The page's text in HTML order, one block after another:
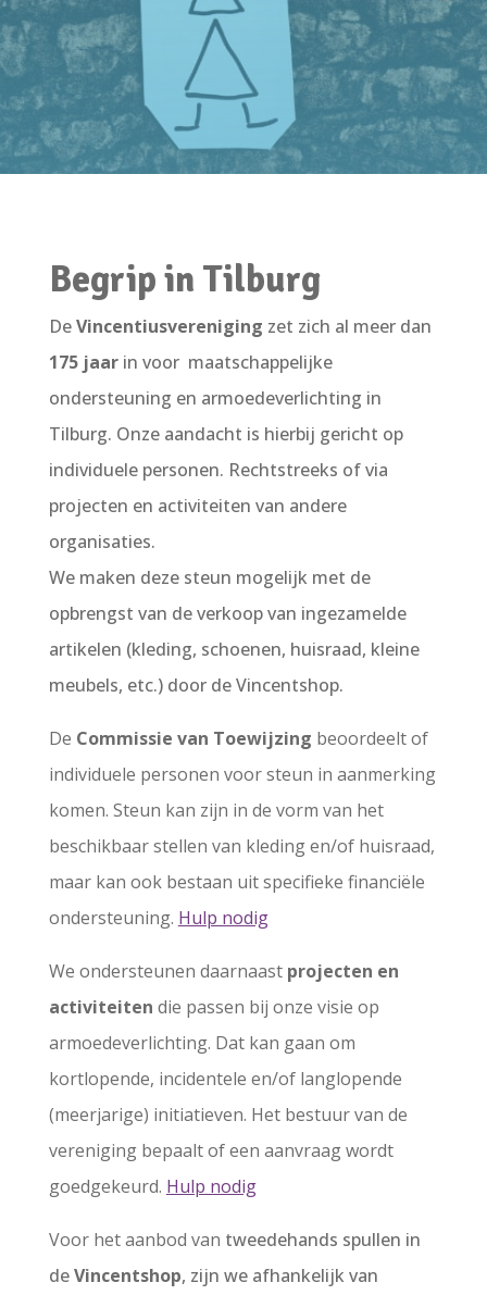
Begrip in Tilburg
DeVincentiusvereniging zet zich al meer dan
175 jaarin voor maatschappelijke
ondersteuning en armoedeverlichting in
Tilburg. Onze aandacht is hierbij gericht op
individuele personen. Rechtstreeks of via
projecten en activiteiten van andere
organisaties.
We maken deze steun mogelijk met de
opbrengst van de verkoop van ingezamelde
artikelen (kleding, schoenen, huisraad, kleine
meubels, etc.) door de Vincentshop.
De Commissie van Toewijzing beoordeelt of
individuele personen voor steun in aanmerking
komen. Steun kan zijn in de vorm van het
beschikbaar stellen van kleding en/of huisraad,
maar kan ook bestaan uit specifieke financiële
ondersteuning. Hulp nodig
We ondersteunen daarnaast projecten en
activiteiten die passen bij onze visie op
armoedeverlichting. Dat kan gaan om
kortlopende, incidentele en/of langlopende
(meerjarige) initiatieven. Het bestuur van de
vereniging bepaalt of een aanvraag wordt
goedgekeurd. Hulp nodig
Voor het aanbod van tweedehands spullen in
deVincentshop, zijn we afhankelijk van